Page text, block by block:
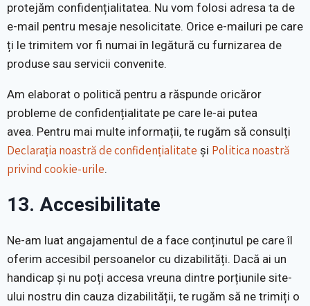
protejăm confidențialitatea. Nu vom folosi adresa ta de
e-mail pentru mesaje nesolicitate. Orice e-mailuri pe care
ți le trimitem vor fi numai în legătură cu furnizarea de
produse sau servicii convenite.
Am elaborat o politică pentru a răspunde oricăror
probleme de confidențialitate pe care le-ai putea
avea. Pentru mai multe informații, te rugăm să consulți
Declarația noastră de confidențialitate și Politica noastră
privind cookie-urile.
13. Accesibilitate
Ne-am luat angajamentul de a face conținutul pe care îl
oferim accesibil persoanelor cu dizabilități. Dacă ai un
handicap și nu poți accesa vreuna dintre porțiunile site-
ului nostru din cauza dizabilității, te rugăm să ne trimiți o